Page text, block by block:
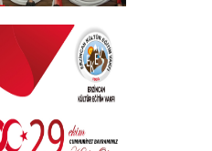
Sanat ve Spor